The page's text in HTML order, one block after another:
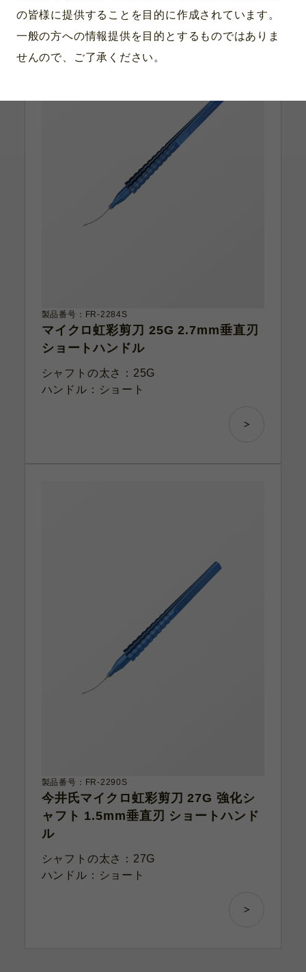
の皆様に提供することを目的に作成されています。
一般の方への情報提供を目的とするものではありま
せんので、ご了承ください。
製品番号：FR-2284S
マイクロ虹彩剪刀 25G 2.7mm垂直刃
ショートハンドル
シャフトの太さ：25G
ハンドル：ショート
製品番号：FR-2290S
今井氏マイクロ虹彩剪刀 27G 強化シ
ャフト 1.5mm垂直刃 ショートハンド
ル
シャフトの太さ：27G
ハンドル：ショート